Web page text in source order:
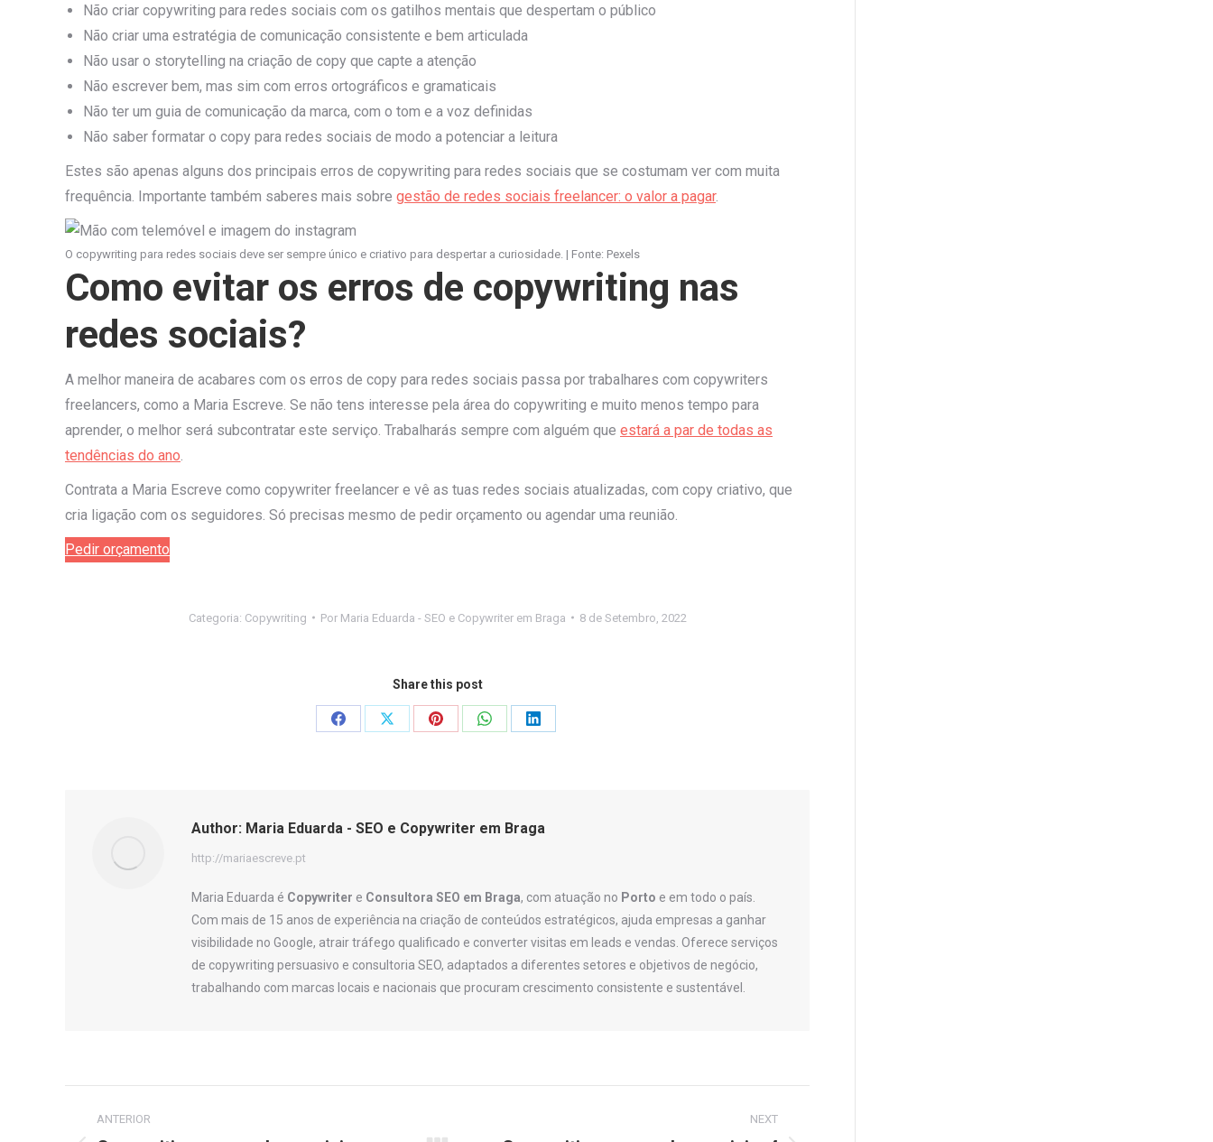
Não criar copywriting para redes sociais com os gatilhos mentais que despertam o público
Não criar uma estratégia de comunicação consistente e bem articulada
Não usar o storytelling na criação de copy que capte a atenção
Não escrever bem, mas sim com erros ortográficos e gramaticais
Não ter um guia de comunicação da marca, com o tom e a voz definidas
Não saber formatar o copy para redes sociais de modo a potenciar a leitura
Estes são apenas alguns dos principais erros de copywriting para redes sociais que se costumam ver com muita
frequência. Importante também saberes mais sobre gestão de redes sociais freelancer: o valor a pagar.
O copywriting para redes sociais deve ser sempre único e criativo para despertar a curiosidade. | Fonte: Pexels
Como evitar os erros de copywriting nas
redes sociais?
A melhor maneira de acabares com os erros de copy para redes sociais passa por trabalhares com copywriters
freelancers, como a Maria Escreve. Se não tens interesse pela área do copywriting e muito menos tempo para
aprender, o melhor será subcontratar este serviço. Trabalharás sempre com alguém que estará a par de todas as
tendências do ano
Contrata a Maria Escreve como copywriter freelancer e vê as tuas redes sociais atualizadas, com copy criativo, que
cria ligação com os seguidores. Só precisas mesmo de pedir orçamento ou agendar uma reunião.
Pedir orçamento
Categoria: Copywriting Por Maria Eduarda - SEO e Copywriter em Braga 8 de Setembro, 2022
Share this post
Share
Share
Share
Share
Share
Author: Maria Eduarda - SEO e Copywriter em Braga
http://mariaescreve.pt
Maria Eduarda é Copywriter e Consultora SEO em Braga, com atuação no Porto e em todo o país.
Com mais de 15 anos de experiência na criação de conteúdos estratégicos, ajuda empresas a ganhar
visibilidade no Google, atrair tráfego qualificado e converter visitas em leads e vendas. Oferece serviços
de copywriting persuasivo e consultoria SEO, adaptados a diferentes setores e objetivos de negócio,
trabalhando com marcas locais e nacionais que procuram crescimento consistente e sustentável.
Post
ANTERIOR NEXT